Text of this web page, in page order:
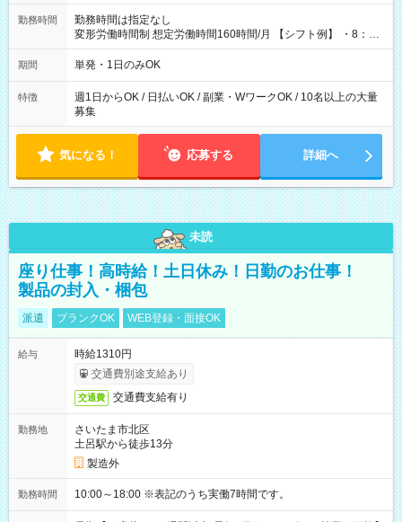
勤務時間
勤務時間は指定なし
変形労働時間制 想定労働時間160時間/月 【シフト例】 ・8：00
～21：00
期間 単発・1日のみOK
特徴
週1日からOK / 日払いOK / 副業・WワークOK / 10名以上の大量
募集
気になる！ 応募する 詳細へ
未読
座り仕事！高時給！土日休み！日勤のお仕事！
製品の封入・梱包
派遣 ブランクOK WEB登録・面接OK
給与
時給1310円
交通費別途支給あり
交通費 交通費支給有り
勤務地
さいたま市北区
土呂駅から徒歩13分
製造外
勤務時間 10:00～18:00 ※表記のうち実働7時間です。